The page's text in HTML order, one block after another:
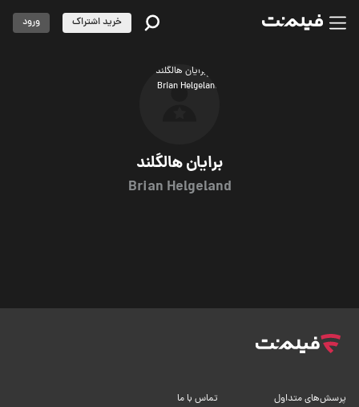
برایان هالگلند
Brian Helgeland
خرید اشتراک ورود
پرسش‌های متداول تماس با ما